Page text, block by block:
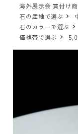
海外展示会 買付け
石の産地で選ぶ
石のカラーで選ぶ
価格帯で選ぶ